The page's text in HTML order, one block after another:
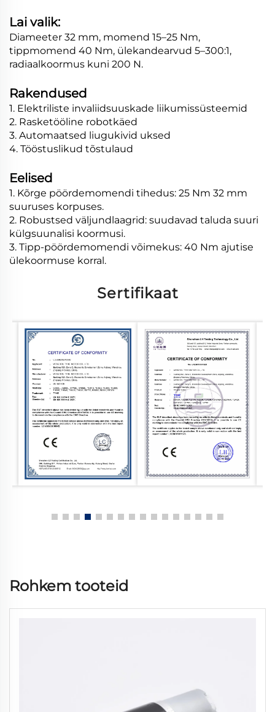
Lai valik:
Diameeter 32 mm, momend 15–25 Nm,
tippmomend 40 Nm, ülekandearvud 5–300:1,
radiaalkoormus kuni 200 N.
Rakendused
1. Elektriliste invaliidsuuskade liikumissüsteemid
2. Rasketööline robotkäed
3. Automaatsed liugukivid uksed
4. Tööstuslikud tõstulaud
Eelised
1. Kõrge pöördemomendi tihedus: 25 Nm 32 mm
suuruses korpuses.
2. Robustsed väljundlaagrid: suudavad taluda suuri
külgsuunalisi koormusi.
3. Tipp-pöördemomendi võimekus: 40 Nm ajutise
ülekoormuse korral.
Sertifikaat
Rohkem tooteid